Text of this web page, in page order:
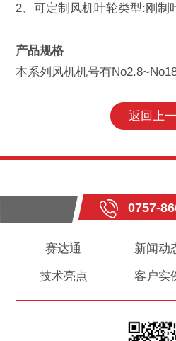
2、可定制风机叶轮类型:刚制
产品规格
本系列风机机号有
返回上
0757-
赛达通 新闻动
技术亮点 客户实